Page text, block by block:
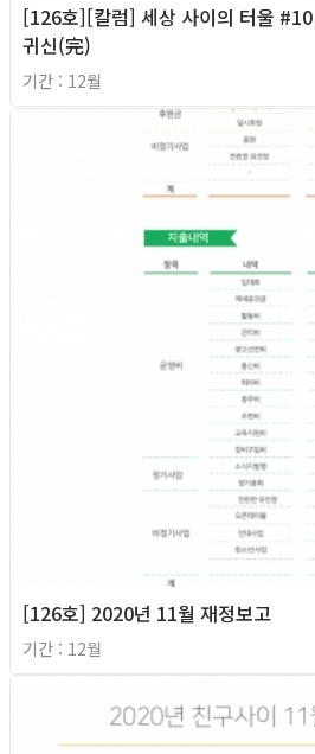
[126호][칼럼] 세상 사이의 터울
귀신(完)
기간 : 12월
[126호] 2020년 11월 재정보고
기간 : 12월